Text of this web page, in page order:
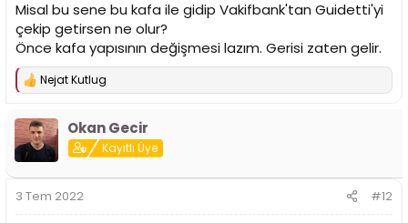
Misal bu sene bu kafa ile gidip Vakifbank'tan Guidetti'yi
çekip getirsen ne olur?
Önce kafa yapısının değişmesi lazım. Gerisi zaten gelir.
T
k
i
Nejat Kutlug
Okan Gecir
Kayıtlı Üye
3 Tem 2022 #12